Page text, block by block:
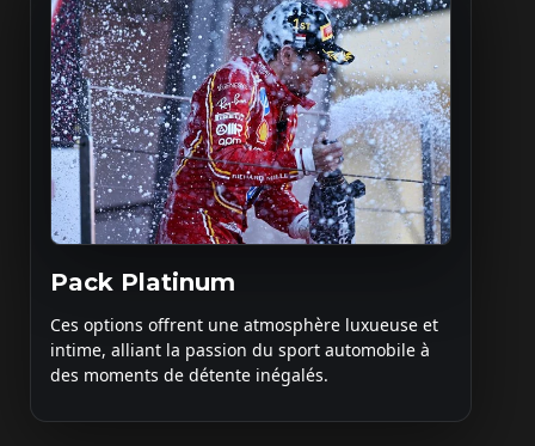
Pack Platinum
Ces options offrent une atmosphère luxueuse et
intime, alliant la passion du sport automobile à
des moments de détente inégalés.